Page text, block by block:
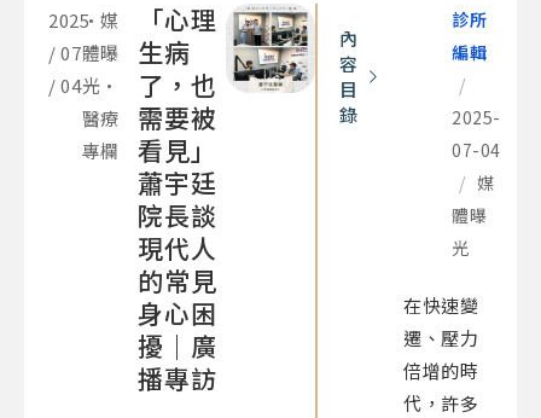
2025
/ 07
/ 04
•媒
體曝
光 •
醫療
專欄
「心理
生病
了，也
需要被
看見」
蕭宇廷
院長談
現代人
的常見
身心困
擾｜廣
播專訪
內
容
目
錄
診所
編輯
/
2025-
07-04
/ 媒
體曝
光
在快速變
遷、壓力
倍增的時
代，許多